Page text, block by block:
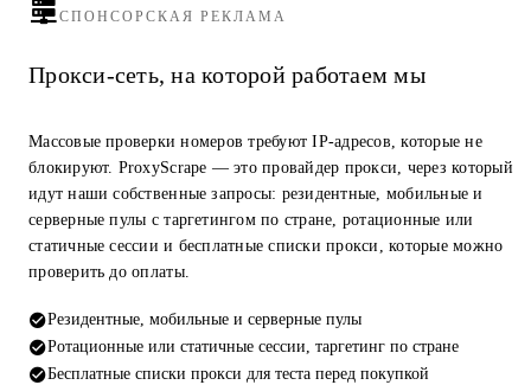
СПОНСОРСКАЯ РЕКЛАМА
Прокси-сеть, на которой работаем мы
Массовые проверки номеров требуют IP-адресов, которые не
блокируют. ProxyScrape — это провайдер прокси, через который
идут наши собственные запросы: резидентные, мобильные и
серверные пулы с таргетингом по стране, ротационные или
статичные сессии и бесплатные списки прокси, которые можно
проверить до оплаты.
Резидентные, мобильные и серверные пулы
Ротационные или статичные сессии, таргетинг по стране
Бесплатные списки прокси для теста перед покупкой